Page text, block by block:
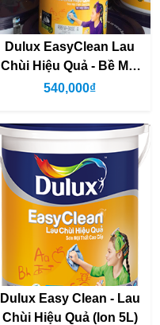
Dulux EasyClean Lau
Chùi Hiệu Quả - Bề Mặt
Bóng
540,000₫
Dulux Easy Clean - Lau
Chùi Hiệu Quả (lon 5L)